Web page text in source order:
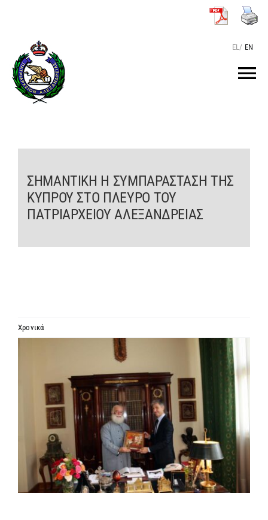
περιεχόμενο
EL/ EN
ΤΟ ΠΑΤΡΙΑΡΧΕΙΟ
ΕΝΗΜΕΡΩΣΗ
ΣΥΝΔΕΣΕΙΣ
ΣΗΜΑΝΤΙΚΗ Η ΣΥΜΠΑΡΑΣΤΑΣΗ ΤΗΣ
ΚΥΠΡΟΥ ΣΤΟ ΠΛΕΥΡΟ ΤΟΥ
ΠΑΤΡΙΑΡΧΕΙΟΥ ΑΛΕΞΑΝΔΡΕΙΑΣ
Χρονικά